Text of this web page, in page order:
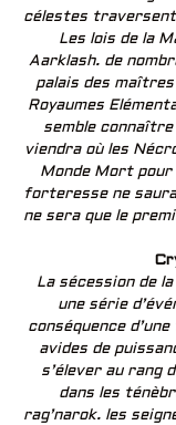
célestes
Les lois de la
Aarklash. de
palais des
Royaumes
semble connaître
viendra où les
Monde Mort pour
forteresse ne
ne sera que le
La sécession de
une série
conséquence
avides de
s’élever au rang
dans les
rag’narok. les